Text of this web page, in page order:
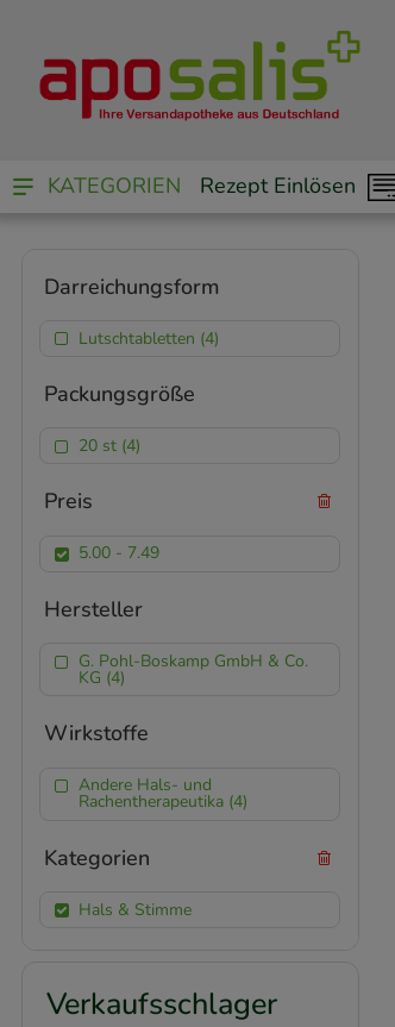
KATEGORIEN Rezept Einlösen
Darreichungsform
Lutschtabletten (4)
Packungsgröße
20 st (4)
Preis
5.00 - 7.49
Hersteller
G. Pohl-Boskamp GmbH & Co.
KG (4)
Wirkstoffe
Andere Hals- und
Rachentherapeutika (4)
Kategorien
Hals & Stimme
Verkaufsschlager